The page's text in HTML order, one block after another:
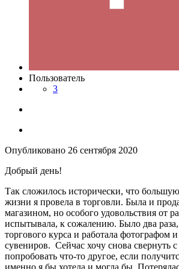
Пользователь
3
Опубликовано 26 сентября 2020
Добрый день!
Так сложилось исторически, что большую
жизни я провела в торговли. Была и
магазином, но особого удовольствия от
испытывала, к сожалению. Было два раза,
торгового курса и работала фотографом
сувениров. Сейчас хочу снова свернуть
попробовать что-то другое, если
именно я бы хотела и могла бы.